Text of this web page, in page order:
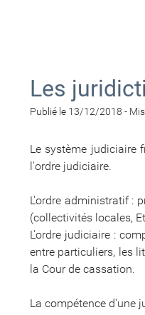
Les
Publié le 13/12/2018 -
Le système judiciaire
l'ordre judiciaire.
L'ordre administratif :
(collectivités locales,
L'ordre judiciaire :
entre particuliers, les
la Cour de cassation.
La compétence d'une